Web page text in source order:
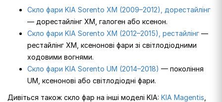
Скло фари KIA Sorento XM (2009–2012), дорестайлінг
— дорестайлінг XM, галоген або ксенон.
Скло фари KIA Sorento XM (2012–2015), рестайлінг —
рестайлінг XM, ксенонові фари зі світлодіодними
ходовими вогнями.
Скло фари KIA Sorento UM (2014–2018) — покоління
UM, ксенонові або світлодіодні фари.
Дивіться також скло фар на інші моделі KIA: KIA Magentis